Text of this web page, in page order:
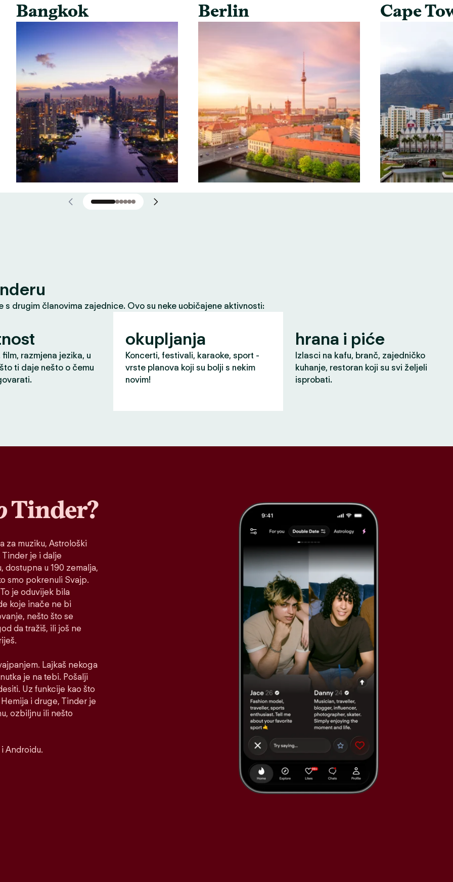
Bangkok Berlin Cape
drugim članovima zajednice. Ovo su neke uobičajene aktivnosti:
razmjena jezika, u
ti daje nešto o čemu
okupljanja
Koncerti, festivali, karaoke, sport -
vrste planova koji su bolji s nekim
novim!
hrana i piće
Izlasci na kafu, branč, zajedničko
kuhanje, restoran koji su svi željeli
isprobati.
Tinder?
za muziku, Astrološki
je i dalje
u 190 zemalja,
smo pokrenuli Svajp.
je oduvijek bila
koje inače ne bi
nešto što se
da tražiš, ili još ne
Lajkaš nekoga
je na tebi. Pošalji
Uz funkcije kao što
i druge, Tinder je
ozbiljnu ili nešto
Androidu.